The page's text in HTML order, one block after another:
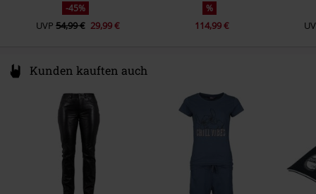
-45%
UVP 54,99 € 29,99 €
%
114,99 €
Kunden kauften auch